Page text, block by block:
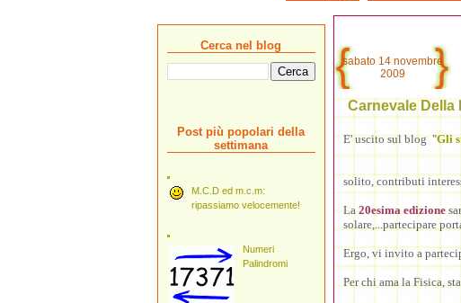
sabato 14 novembre
2009
Carnevale Della
E' uscito sul blog "Gli
solito, contributi
La20esima edizione
solare,...partecipare
Ergo, vi invito a
Per chi ama la Fisica,
Cerca nel blog
Post più popolari della
settimana
M.C.D ed m.c.m:
ripassiamo velocemente!
Numeri
Palindromi